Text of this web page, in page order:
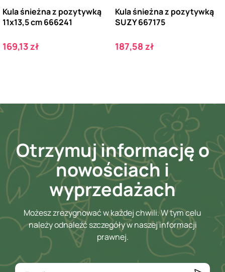
Kula śnieżna z pozytywką
11x13,5 cm 666241
Cena
169,13 zł
Kula śnieżna z pozytywką
SUZY 667175
Cena
187,58 zł
Otrzymuj informację o
nowościach i
wyprzedażach
Możesz zrezygnować w każdej chwili. W tym celu
należy odnaleźć szczegóły w naszej informacji
prawnej.